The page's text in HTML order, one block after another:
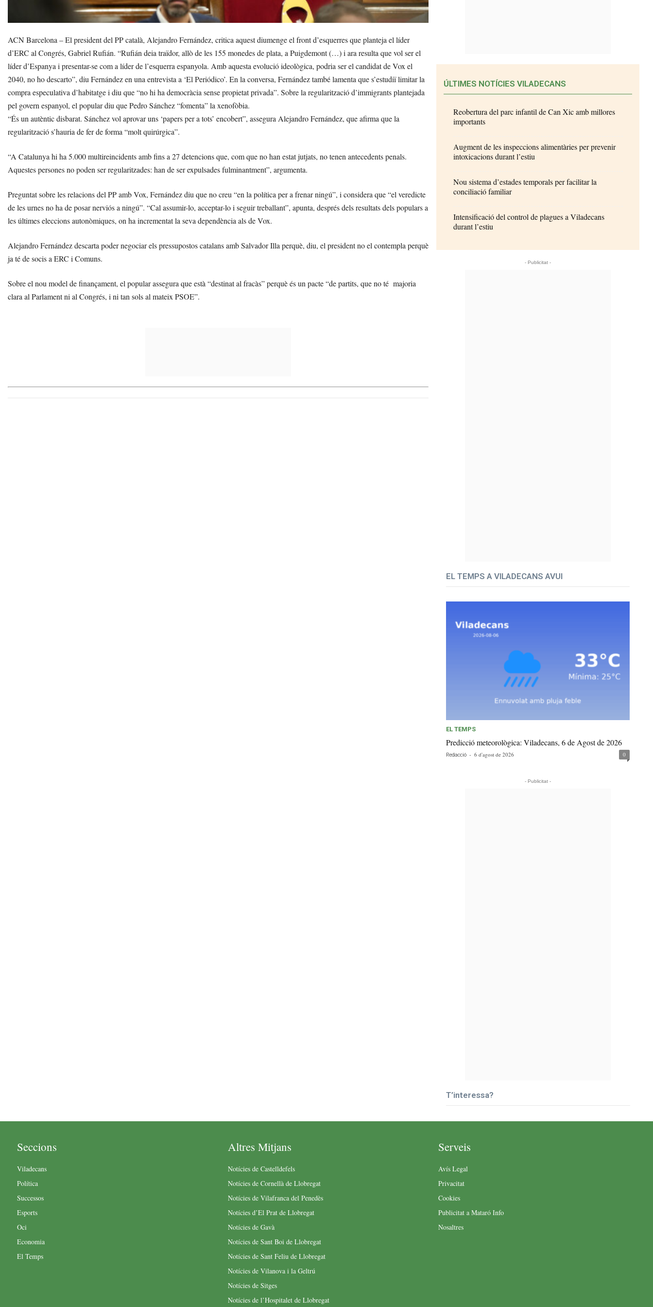
ACN Barcelona – El president del PP català, Alejandro Fernández, critica aquest diumenge el front d’esquerres que planteja el líder
d’ERC al Congrés, Gabriel Rufián. “Rufián deia traïdor, allò de les 155 monedes de plata, a Puigdemont (…) i ara resulta que vol ser el
líder d’Espanya i presentar-se com a líder de l’esquerra espanyola. Amb aquesta evolució ideològica, podria ser el candidat de Vox el
2040, no ho descarto”, diu Fernández en una entrevista a ‘El Periódico’. En la conversa, Fernández també lamenta que s’estudiï limitar la
compra especulativa d’habitatge i diu que “no hi ha democràcia sense propietat privada”. Sobre la regularització d’immigrants plantejada
pel govern espanyol, el popular diu que Pedro Sánchez “fomenta” la xenofòbia.
“És un autèntic disbarat. Sánchez vol aprovar uns ‘papers per a tots’ encobert”, assegura Alejandro Fernández, que afirma que la
regularització s’hauria de fer de forma “molt quirúrgica”.
“A Catalunya hi ha 5.000 multireincidents amb fins a 27 detencions que, com que no han estat jutjats, no tenen antecedents penals.
Aquestes persones no poden ser regularitzades: han de ser expulsades fulminantment”, argumenta.
Preguntat sobre les relacions del PP amb Vox, Fernández diu que no creu “en la política per a frenar ningú”, i considera que “el veredicte
de les urnes no ha de posar nerviós a ningú”. “Cal assumir-lo, acceptar-lo i seguir treballant”, apunta, després dels resultats dels populars a
les últimes eleccions autonòmiques, on ha incrementat la seva dependència als de Vox.
Alejandro Fernández descarta poder negociar els pressupostos catalans amb Salvador Illa perquè, diu, el president no el contempla perquè
ja té de socis a ERC i Comuns.
Sobre el nou model de finançament, el popular assegura que està “destinat al fracàs” perquè és un pacte “de partits, que no té majoria
clara al Parlament ni al Congrés, i ni tan sols al mateix PSOE”.
ÚLTIMES NOTÍCIES VILADECANS
Reobertura del parc infantil de Can Xic amb millores
importants
Augment de les inspeccions alimentàries per prevenir
intoxicacions durant l’estiu
Nou sistema d’estades temporals per facilitar la
conciliació familiar
Intensificació del control de plagues a Viladecans
durant l’estiu
- Publicitat -
EL TEMPS A VILADECANS AVUI
EL TEMPS
Predicció meteorològica: Viladecans, 6 de Agost de 2026
Redacció - 6 d'agost de 2026 0
- Publicitat -
T’interessa?
Seccions
Viladecans
Política
Successos
Esports
Oci
Economia
El Temps
Altres Mitjans
Notícies de Castelldefels
Notícies de Cornellà de Llobregat
Notícies de Vilafranca del Penedès
Notícies d’El Prat de Llobregat
Notícies de Gavà
Notícies de Sant Boi de Llobregat
Notícies de Sant Feliu de Llobregat
Notícies de Vilanova i la Geltrú
Notícies de Sitges
Notícies de l’Hospitalet de Llobregat
Serveis
Avís Legal
Privacitat
Cookies
Publicitat a Mataró Info
Nosaltres